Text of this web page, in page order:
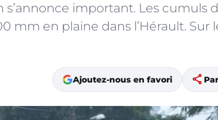
important. Les cumuls
mm en plaine dans l’Hérault. Sur
Ajoutez-nous en favori share